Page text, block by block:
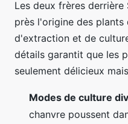
Les deux frères
près l'origine des plants
d'extraction et de
détails garantit que les
seulement délicieux
Modes de culture
chanvre poussent